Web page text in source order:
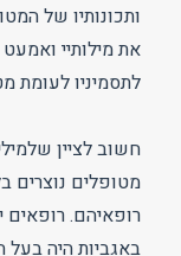
ותכונותיו של
את מילותיי
לתסמיניו לעומת
חשוב לציין
מטופלים
רופאיהם.
באגביות היה